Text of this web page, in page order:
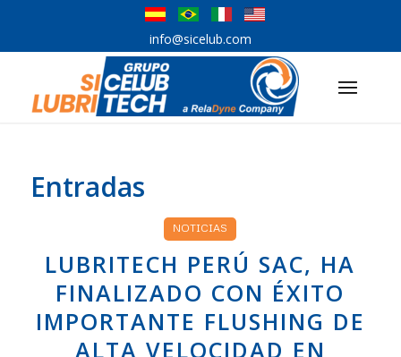
info@sicelub.com
Entradas
NOTICIAS
LUBRITECH PERÚ SAC, HA
FINALIZADO CON ÉXITO
IMPORTANTE FLUSHING DE
ALTA VELOCIDAD EN